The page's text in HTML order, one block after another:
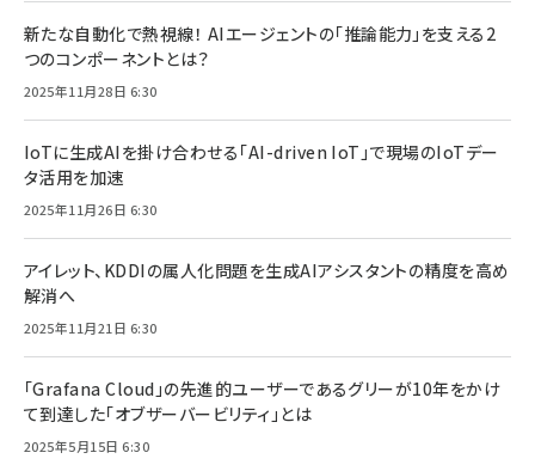
新たな自動化で熱視線！ AIエージェントの「推論能力」を支える2
つのコンポーネントとは？
2025年11月28日 6:30
IoTに生成AIを掛け合わせる「AI-driven IoT」で現場のIoTデー
タ活用を加速
2025年11月26日 6:30
アイレット、KDDIの属人化問題を生成AIアシスタントの精度を高め
解消へ
2025年11月21日 6:30
「Grafana Cloud」の先進的ユーザーであるグリーが10年をかけ
て到達した「オブザーバービリティ」とは
2025年5月15日 6:30